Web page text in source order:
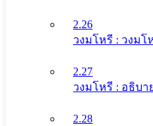
2.26
วงมโหรี : วงมโ
2.27
วงมโหรี : อธิบา
2.28